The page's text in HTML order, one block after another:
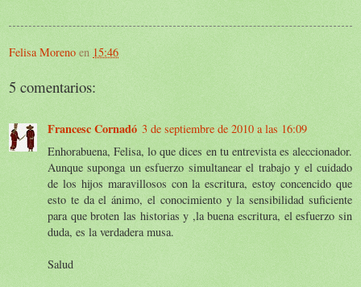
Felisa Moreno en 15:46
5 comentarios:
Francesc Cornadó 3 de septiembre de 2010 a las 16:09
Enhorabuena, Felisa, lo que dices en tu entrevista es aleccionador.
Aunque suponga un esfuerzo simultanear el trabajo y el cuidado
de los hijos maravillosos con la escritura, estoy concencido que
esto te da el ánimo, el conocimiento y la sensibilidad suficiente
para que broten las historias y ,la buena escritura, el esfuerzo sin
duda, es la verdadera musa.
Salud